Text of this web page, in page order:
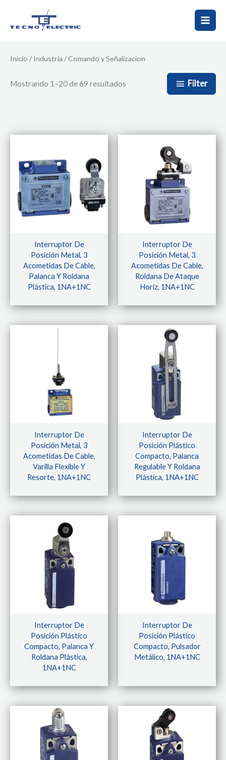
Inicio /Industria / Comando y Señalizacion
Mostrando 1–20 de 69 resultados Filter
Interruptor De
Posición Metal, 3
Acometidas De Cable,
Palanca Y Roldana
Plástica, 1NA+1NC
Interruptor De
Posición Metal, 3
Acometidas De Cable,
Roldana De Ataque
Horiz, 1NA+1NC
Interruptor De
Posición Metal, 3
Acometidas De Cable,
Varilla Flexible Y
Resorte, 1NA+1NC
Interruptor De
Posición Plástico
Compacto, Palanca
Regulable Y Roldana
Plástica, 1NA+1NC
Interruptor De
Posición Plástico
Compacto, Palanca Y
Roldana Plástica,
1NA+1NC
Interruptor De
Posición Plástico
Compacto, Pulsador
Metálico, 1NA+1NC